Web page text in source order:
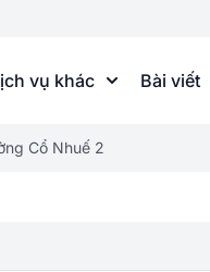
vụ khác Bài viết
Cổ Nhuế 2